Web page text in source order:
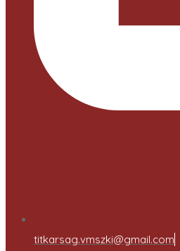
titkarsag.vmszki@gmail.com